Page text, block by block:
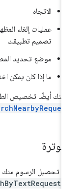
الاتجاه
عمليات إلغاء المظهر
تصميم تطبيقك
موضع تحديد المصدر
ما إذا كان يمكن
أيضًا تخصيص الطلب
تحصيل الرسوم منك في